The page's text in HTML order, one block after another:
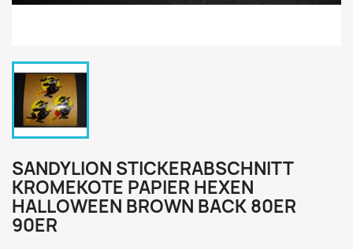
SANDYLION STICKERABSCHNITT
KROMEKOTE PAPIER HEXEN
HALLOWEEN BROWN BACK 80ER
90ER